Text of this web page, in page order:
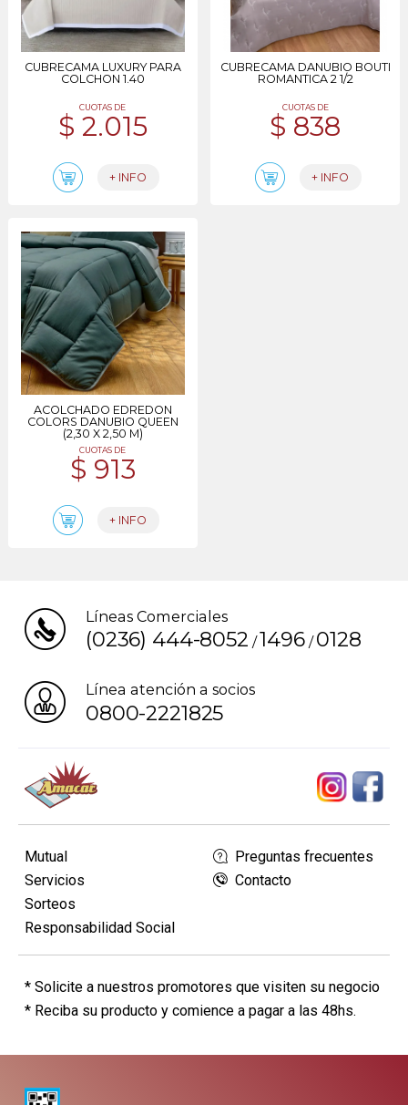
CUBRECAMA LUXURY PARA
COLCHON 1.40
CUOTAS DE
$ 2.015
+ INFO
CUBRECAMA DANUBIO BOUTI
ROMANTICA 2 1/2
CUOTAS DE
$ 838
+ INFO
ACOLCHADO EDREDON
COLORS DANUBIO QUEEN
(2,30 X 2,50 M)
CUOTAS DE
$ 913
+ INFO
Líneas Comerciales
(0236) 444-8052 /1496/0128
Línea atención a socios
0800-2221825
Mutual
Servicios
Sorteos
Responsabilidad Social
Preguntas frecuentes
Contacto
* Solicite a nuestros promotores que visiten su negocio
* Reciba su producto y comience a pagar a las 48hs.